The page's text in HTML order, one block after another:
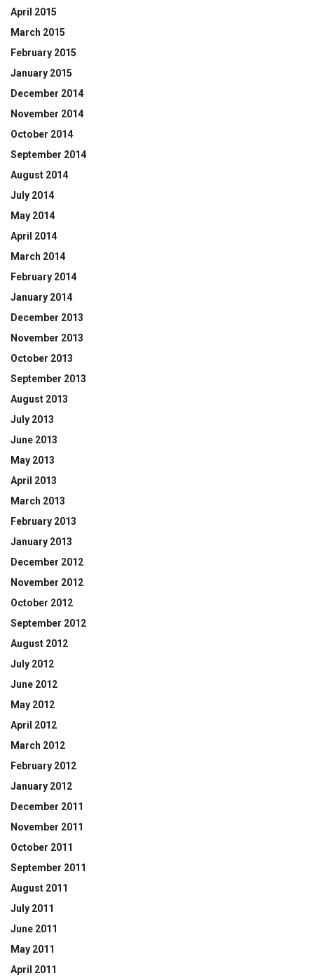
April 2015
March 2015
February 2015
January 2015
December 2014
November 2014
October 2014
September 2014
August 2014
July 2014
May 2014
April 2014
March 2014
February 2014
January 2014
December 2013
November 2013
October 2013
September 2013
August 2013
July 2013
June 2013
May 2013
April 2013
March 2013
February 2013
January 2013
December 2012
November 2012
October 2012
September 2012
August 2012
July 2012
June 2012
May 2012
April 2012
March 2012
February 2012
January 2012
December 2011
November 2011
October 2011
September 2011
August 2011
July 2011
June 2011
May 2011
April 2011